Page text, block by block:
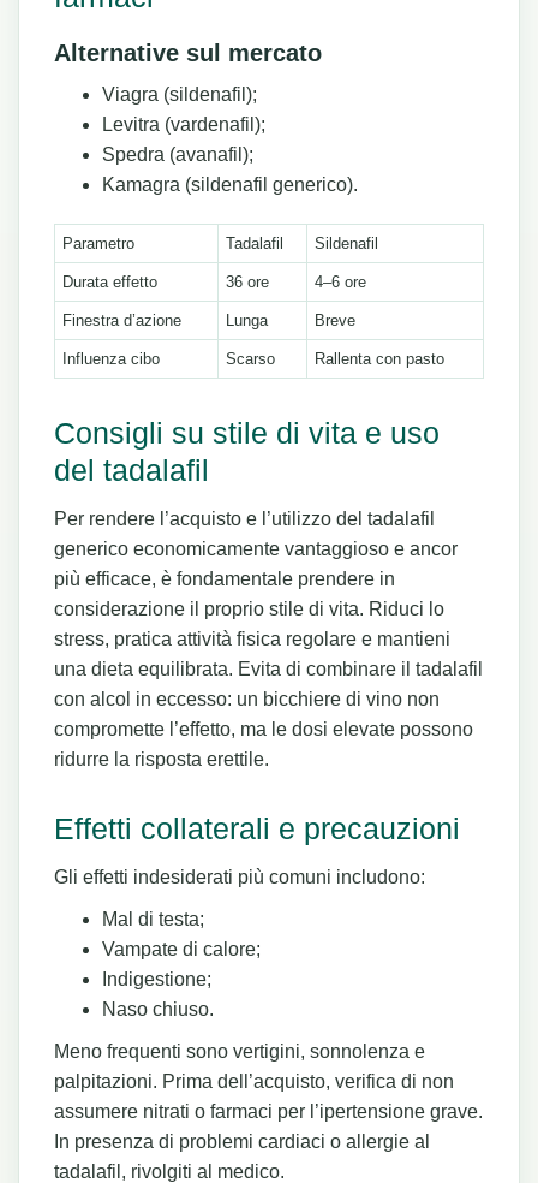
Alternative sul mercato
Viagra (sildenafil);
Levitra (vardenafil);
Spedra (avanafil);
Kamagra (sildenafil generico).
Parametro Tadalafil Sildenafil
Durata effetto 36 ore 4–6 ore
Finestra d’azione Lunga Breve
Influenza cibo Scarso Rallenta con pasto
Consigli su stile di vita e uso
del tadalafil
Per rendere l’acquisto e l’utilizzo del tadalafil
generico economicamente vantaggioso e ancor
più efficace, è fondamentale prendere in
considerazione il proprio stile di vita. Riduci lo
stress, pratica attività fisica regolare e mantieni
una dieta equilibrata. Evita di combinare il tadalafil
con alcol in eccesso: un bicchiere di vino non
compromette l’effetto, ma le dosi elevate possono
ridurre la risposta erettile.
Effetti collaterali e precauzioni
Gli effetti indesiderati più comuni includono:
Mal di testa;
Vampate di calore;
Indigestione;
Naso chiuso.
Meno frequenti sono vertigini, sonnolenza e
palpitazioni. Prima dell’acquisto, verifica di non
assumere nitrati o farmaci per l’ipertensione grave.
In presenza di problemi cardiaci o allergie al
tadalafil, rivolgiti al medico.